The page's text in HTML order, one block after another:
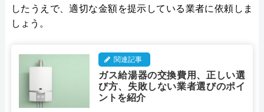
したうえで、適切な金額を提示している業者に依頼しま
しょう。
関連記事
ガス給湯器の交換費用、正しい選
び方、失敗しない業者選びのポイ
ントを紹介